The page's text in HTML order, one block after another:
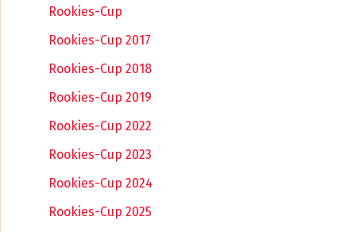
Rookies-Cup
Rookies-Cup 2017
Rookies-Cup 2018
Rookies-Cup 2019
Rookies-Cup 2022
Rookies-Cup 2023
Rookies-Cup 2024
Rookies-Cup 2025